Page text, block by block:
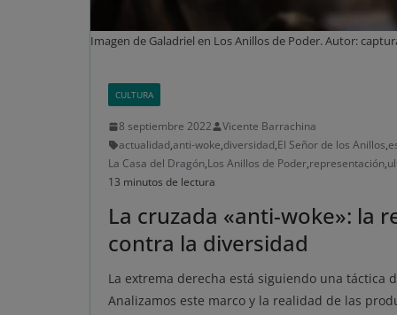
Imagen de Galadriel en Los Anillos de Poder. Autor:
CULTURA
8 septiembre 2022
Vicente Barrachina
actualidad,anti-woke,diversidad,El Señor de los Anillos,
La Casa del Dragón,Los Anillos de Poder,representación,
13 minutos de lectura
La cruzada «anti-woke»: la
contra la diversidad
La extrema derecha está siguiendo una
Analizamos este marco y la realidad de las